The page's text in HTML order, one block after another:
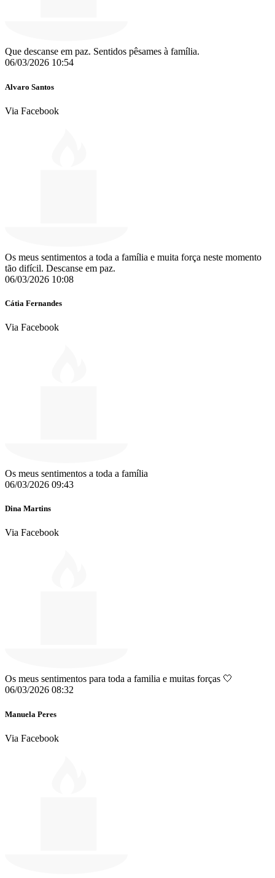
Que descanse em paz. Sentidos pêsames à família.
06/03/2026 10:54
Alvaro Santos
Via Facebook
Os meus sentimentos a toda a família e muita força neste momento
tão difícil. Descanse em paz.
06/03/2026 10:08
Cátia Fernandes
Via Facebook
Os meus sentimentos a toda a família
06/03/2026 09:43
Dina Martins
Via Facebook
Os meus sentimentos para toda a familia e muitas forças 🤍
06/03/2026 08:32
Manuela Peres
Via Facebook